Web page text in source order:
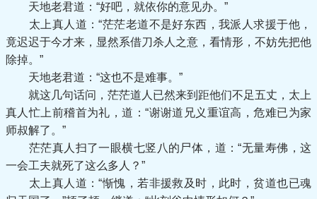
天地老君道：“好吧，就依你的意见办。”
太上真人道：“茫茫老道不是好东西，我派人求援于他，
竟迟迟于今才来，显然系借刀杀人之意，看情形，不妨先把他
除掉。”
天地老君道：“这也不是难事。”
就这几句话问，茫茫道人已然来到距他们不足五丈，太上
真人忙上前稽首为礼，道：“谢谢道兄义重谊高，危难已为家
师叔解了。”
茫茫真人扫了一眼横七竖八的尸体，道：“无量寿佛，这
一会工夫就死了这么多人？”
太上真人道：“惭愧，若非援救及时，此时，贫道也已魂